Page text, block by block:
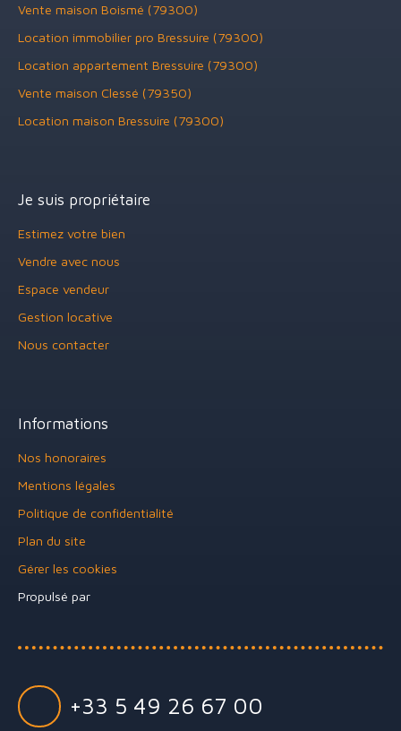
Vente maison Boismé (79300)
Location immobilier pro Bressuire (79300)
Location appartement Bressuire (79300)
Vente maison Clessé (79350)
Location maison Bressuire (79300)
Je suis propriétaire
Estimez votre bien
Vendre avec nous
Espace vendeur
Gestion locative
Nous contacter
Informations
Nos honoraires
Mentions légales
Politique de confidentialité
Plan du site
Gérer les cookies
Propulsé par
+33 5 49 26 67 00